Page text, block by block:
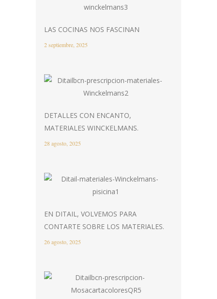
LAS COCINAS NOS FASCINAN
2 septiembre, 2025
DETALLES CON ENCANTO,
MATERIALES WINCKELMANS.
28 agosto, 2025
EN DITAIL, VOLVEMOS PARA
CONTARTE SOBRE LOS MATERIALES.
26 agosto, 2025